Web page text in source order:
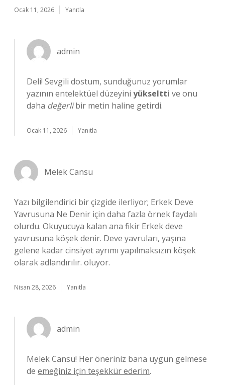
Ocak 11, 2026 Yanıtla
admin
Deli! Sevgili dostum, sunduğunuz yorumlar
yazının entelektüel düzeyini yükseltti ve onu
daha değerlibir metin haline getirdi.
Ocak 11, 2026 Yanıtla
Melek Cansu
Yazı bilgilendirici bir çizgide ilerliyor; Erkek Deve
Yavrusuna Ne Denir için daha fazla örnek faydalı
olurdu. Okuyucuya kalan ana fikir Erkek deve
yavrusuna köşek denir. Deve yavruları, yaşına
gelene kadar cinsiyet ayrımı yapılmaksızın köşek
olarak adlandırılır. oluyor.
Nisan 28, 2026 Yanıtla
admin
Melek Cansu! Her öneriniz bana uygun gelmese
de emeğiniz için teşekkür ederim.